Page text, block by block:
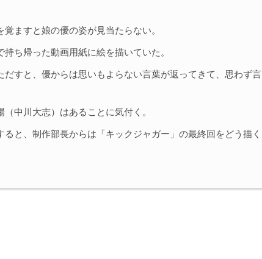
ますと娘の優の姿が見当たらない。
ち帰った動画用紙に絵を描いていた。
だすと、優からは思いもよらない言葉が返ってきて、思わず言
中川大志）はあることに気付く。
と、制作部長からは「キックジャガー」の最終回をどう描く